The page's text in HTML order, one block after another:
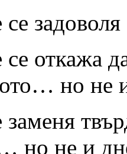
откажа
но не
но не и